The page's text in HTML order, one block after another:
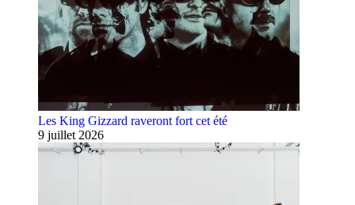
Les King Gizzard raveront fort cet été
9 juillet 2026